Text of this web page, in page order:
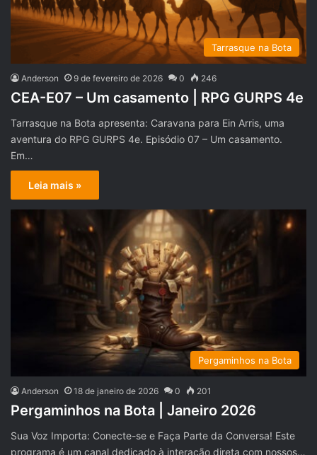
Tarrasque na Bota
Anderson 9 de fevereiro de 2026 0 246
CEA-E07 – Um casamento | RPG GURPS 4e
Tarrasque na Bota apresenta: Caravana para Ein Arris, uma
aventura do RPG GURPS 4e. Episódio 07 – Um casamento.
Em…
Leia mais »
Pergaminhos na Bota
Anderson 18 de janeiro de 2026 0 201
Pergaminhos na Bota | Janeiro 2026
Sua Voz Importa: Conecte-se e Faça Parte da Conversa! Este
programa é um canal dedicado à interação direta com nossos…